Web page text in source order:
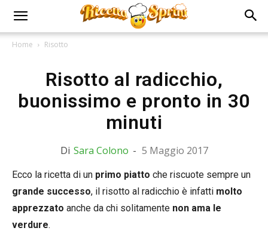
Home Risotto
Risotto al radicchio,
buonissimo e pronto in 30
minuti
Di Sara Colono - 5 Maggio 2017
Ecco la ricetta di un primo piatto che riscuote sempre un
grande successo, il risotto al radicchio è infatti molto
apprezzato anche da chi solitamente non ama le
verdure.